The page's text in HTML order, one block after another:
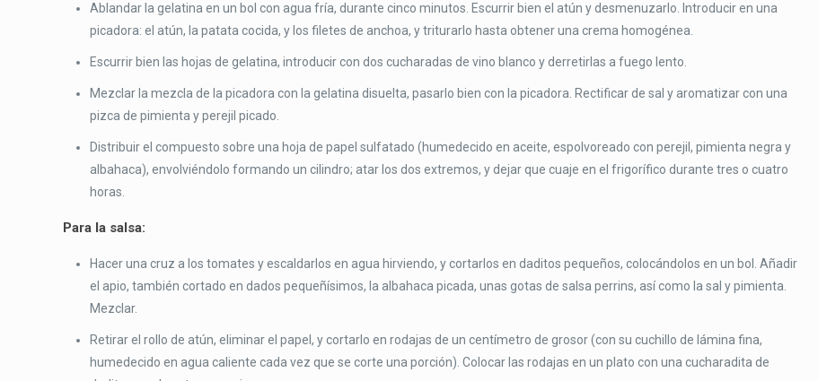
Ablandar la gelatina en un bol con agua fría, durante cinco minutos. Escurrir bien el atún y desmenuzarlo. Introducir en una
picadora: el atún, la patata cocida, y los filetes de anchoa, y triturarlo hasta obtener una crema homogénea.
Escurrir bien las hojas de gelatina, introducir con dos cucharadas de vino blanco y derretirlas a fuego lento.
Mezclar la mezcla de la picadora con la gelatina disuelta, pasarlo bien con la picadora. Rectificar de sal y aromatizar con una
pizca de pimienta y perejil picado.
Distribuir el compuesto sobre una hoja de papel sulfatado (humedecido en aceite, espolvoreado con perejil, pimienta negra y
albahaca), envolviéndolo formando un cilindro; atar los dos extremos, y dejar que cuaje en el frigorífico durante tres o cuatro
horas.
Para la salsa:
Hacer una cruz a los tomates y escaldarlos en agua hirviendo, y cortarlos en daditos pequeños, colocándolos en un bol. Añadir
el apio, también cortado en dados pequeñísimos, la albahaca picada, unas gotas de salsa perrins, así como la sal y pimienta.
Mezclar.
Retirar el rollo de atún, eliminar el papel, y cortarlo en rodajas de un centímetro de grosor (con su cuchillo de lámina fina,
humedecido en agua caliente cada vez que se corte una porción). Colocar las rodajas en un plato con una cucharadita de